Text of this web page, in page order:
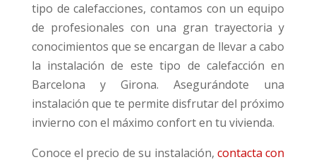
tipo de calefacciones, contamos con un equipo
de profesionales con una gran trayectoria y
conocimientos que se encargan de llevar a cabo
la instalación de este tipo de calefacción en
Barcelona y Girona. Asegurándote una
instalación que te permite disfrutar del próximo
invierno con el máximo confort en tu vivienda.
Conoce el precio de su instalación, contacta con